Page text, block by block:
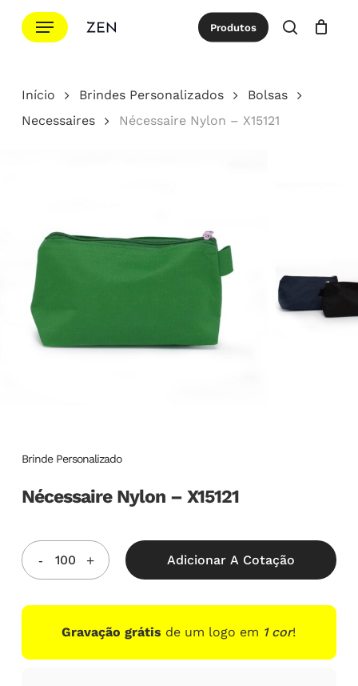
para
principal
Menu Produtos
procurar
Cotação Close
Início Brindes Personalizados
Bolsas
Necessaires
Nécessaire Nylon – X15121
Brinde Personalizado
Nécessaire Nylon – X15121
Adicionar A Cotação
Gravação grátis de um logo em 1 cor!